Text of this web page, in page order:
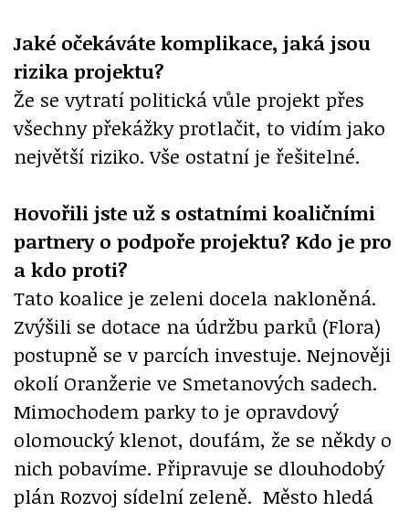
Jaké očekáváte komplikace, jaká jsou
rizika projektu?
Že se vytratí politická vůle projekt přes
všechny překážky protlačit, to vidím jako
největší riziko. Vše ostatní je řešitelné.
Hovořili jste už s ostatními koaličními
partnery o podpoře projektu? Kdo je pro
a kdo proti?
Tato koalice je zeleni docela nakloněná.
Zvýšili se dotace na údržbu parků (Flora)
postupně se v parcích investuje. Nejnověji
okolí Oranžerie ve Smetanových sadech.
Mimochodem parky to je opravdový
olomoucký klenot, doufám, že se někdy o
nich pobavíme. Připravuje se dlouhodobý
plán Rozvoj sídelní zeleně. Město hledá